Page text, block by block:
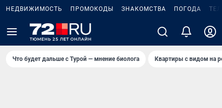
НЕДВИЖИМОСТЬ ПРОМОКОДЫ ЗНАКОМСТВА ПОГОДА
Что будет дальше с Турой — мнение биолога Квартиры с видом на